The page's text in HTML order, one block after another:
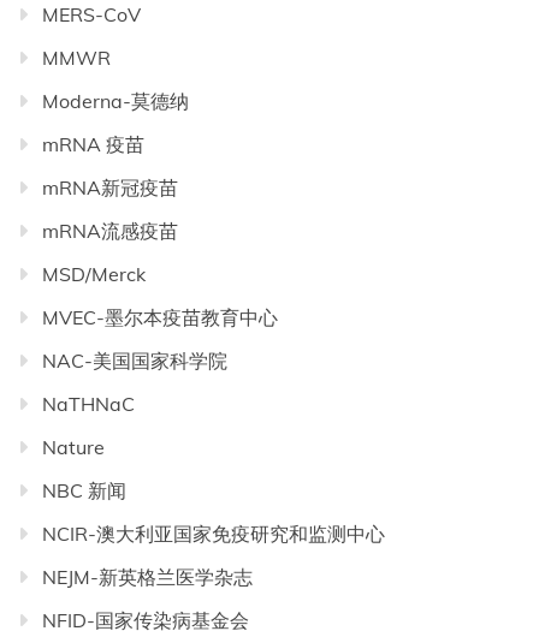
MERS-CoV
MMWR
Moderna-莫德纳
mRNA 疫苗
mRNA新冠疫苗
mRNA流感疫苗
MSD/Merck
MVEC-墨尔本疫苗教育中心
NAC-美国国家科学院
NaTHNaC
Nature
NBC 新闻
NCIR-澳大利亚国家免疫研究和监测中心
NEJM-新英格兰医学杂志
NFID-国家传染病基金会